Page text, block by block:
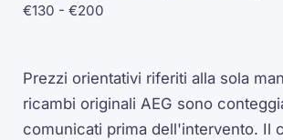
€130 - €200
Prezzi orientativi riferiti alla sola
ricambi originali AEG sono
comunicati prima dell'intervento. Il